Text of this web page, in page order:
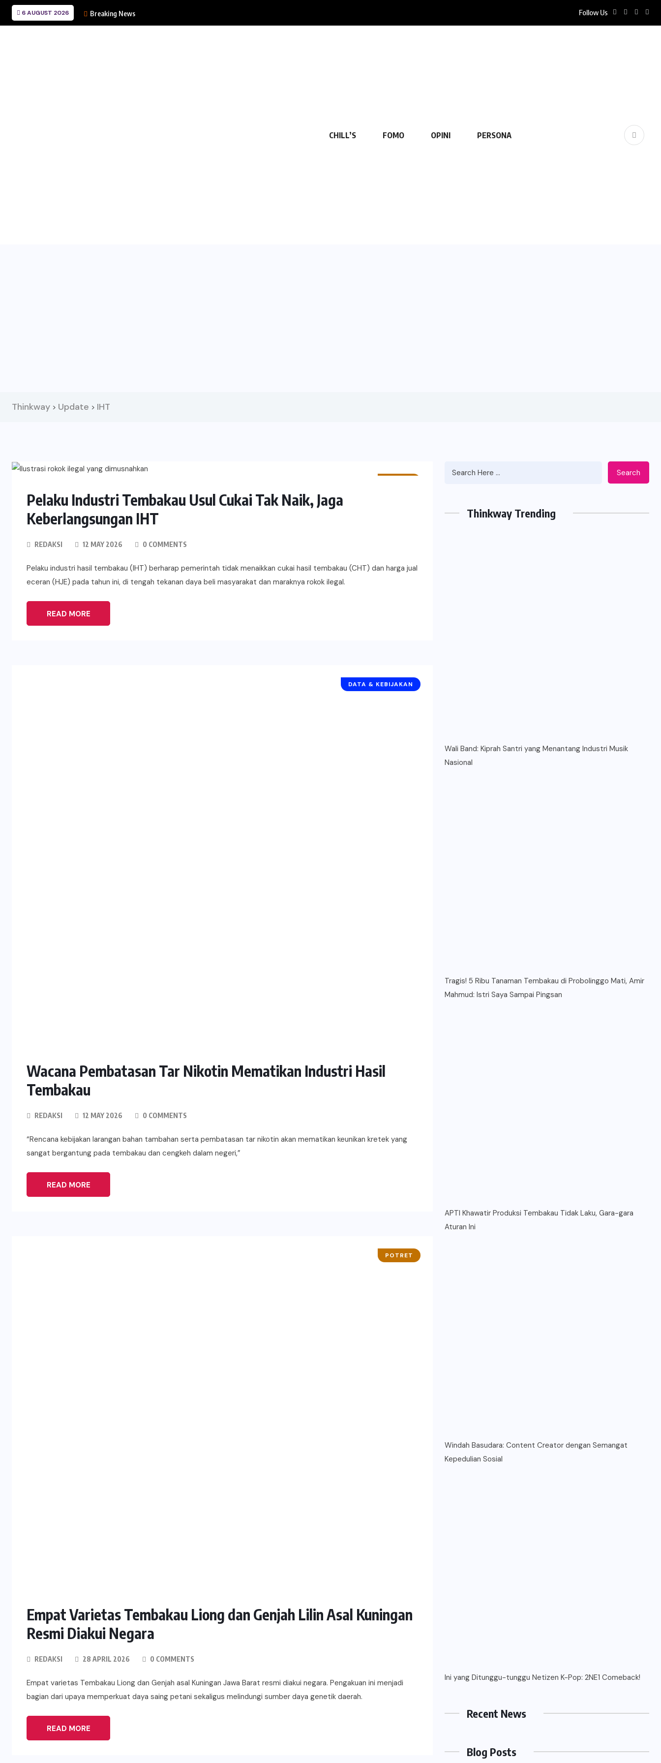
6 AUGUST 2026 Breaking News Follow Us
CHILL’S FOMO OPINI PERSONA
Thinkway > Update > IHT
Pelaku Industri Tembakau Usul Cukai Tak Naik, Jaga
Keberlangsungan IHT
REDAKSI 12 MAY 2026 0 COMMENTS
Pelaku industri hasil tembakau (IHT) berharap pemerintah tidak menaikkan cukai hasil tembakau (CHT) dan harga jual
eceran (HJE) pada tahun ini, di tengah tekanan daya beli masyarakat dan maraknya rokok ilegal.
READ MORE
DATA & KEBIJAKAN
Wacana Pembatasan Tar Nikotin Mematikan Industri Hasil
Tembakau
REDAKSI 12 MAY 2026 0 COMMENTS
“Rencana kebijakan larangan bahan tambahan serta pembatasan tar nikotin akan mematikan keunikan kretek yang
sangat bergantung pada tembakau dan cengkeh dalam negeri,”
READ MORE
POTRET
Empat Varietas Tembakau Liong dan Genjah Lilin Asal Kuningan
Resmi Diakui Negara
REDAKSI 28 APRIL 2026 0 COMMENTS
Empat varietas Tembakau Liong dan Genjah asal Kuningan Jawa Barat resmi diakui negara. Pengakuan ini menjadi
bagian dari upaya memperkuat daya saing petani sekaligus melindungi sumber daya genetik daerah.
READ MORE
Search
Thinkway Trending
Wali Band: Kiprah Santri yang Menantang Industri Musik
Nasional
Tragis! 5 Ribu Tanaman Tembakau di Probolinggo Mati, Amir
Mahmud: Istri Saya Sampai Pingsan
APTI Khawatir Produksi Tembakau Tidak Laku, Gara-gara
Aturan Ini
Windah Basudara: Content Creator dengan Semangat
Kepedulian Sosial
Ini yang Ditunggu-tunggu Netizen K-Pop: 2NE1 Comeback!
Recent News
Blog Posts